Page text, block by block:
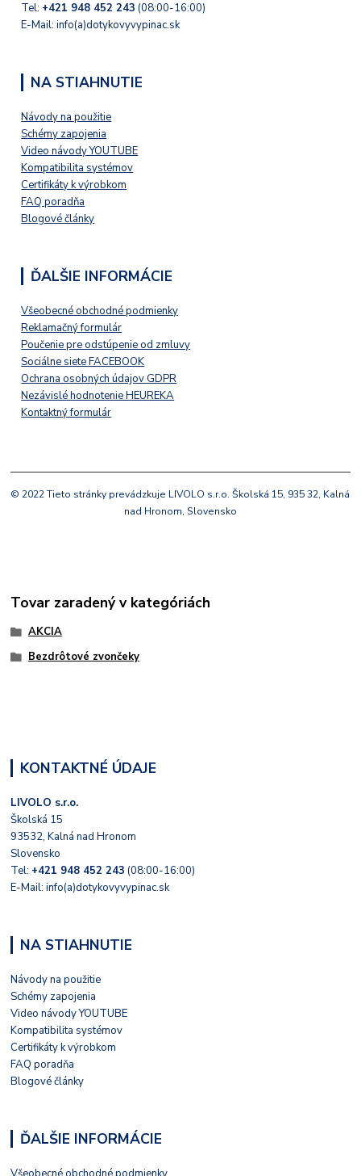
Tel: +421 948 452 243 (08:00-16:00)
E-Mail: info(a)dotykovyvypinac.sk
NA STIAHNUTIE
Návody na použitie
Schémy zapojenia
Video návody YOUTUBE
Kompatibilita systémov
Certifikáty k výrobkom
FAQ poradňa
Blogové články
ĎALŠIE INFORMÁCIE
Všeobecné obchodné podmienky
Reklamačný formulár
Poučenie pre odstúpenie od zmluvy
Sociálne siete FACEBOOK
Ochrana osobných údajov GDPR
Nezávislé hodnotenie HEUREKA
Kontaktný formulár
© 2022 Tieto stránky prevádzkuje LIVOLO s.r.o. Školská 15, 935 32, Kalná
nad Hronom, Slovensko
Tovar zaradený v kategóriách
AKCIA
Bezdrôtové zvončeky
KONTAKTNÉ ÚDAJE
LIVOLO s.r.o.
Školská 15
93532, Kalná nad Hronom
Slovensko
Tel: +421 948 452 243 (08:00-16:00)
E-Mail: info(a)dotykovyvypinac.sk
NA STIAHNUTIE
Návody na použitie
Schémy zapojenia
Video návody YOUTUBE
Kompatibilita systémov
Certifikáty k výrobkom
FAQ poradňa
Blogové články
ĎALŠIE INFORMÁCIE